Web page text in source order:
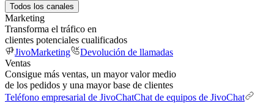
Todos los canales
Marketing
Transforma el tráfico en
clientes potenciales cualificados
JivoMarketing
Devolución de llamadas
Ventas
Consigue más ventas, un mayor valor medio
de los pedidos y una mayor base de clientes
Teléfono empresarial de JivoChatChat de equipos de JivoChat